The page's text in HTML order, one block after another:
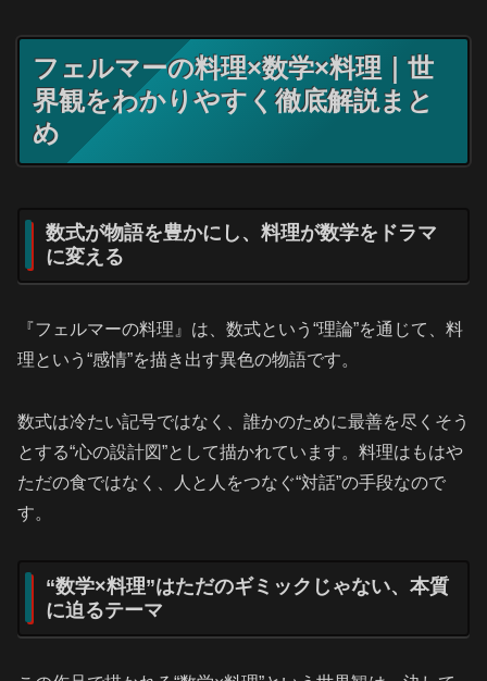
フェルマーの料理×数学×料理｜世
界観をわかりやすく徹底解説まと
め
数式が物語を豊かにし、料理が数学をドラマ
に変える
『フェルマーの料理』は、数式という“理論”を通じて、料
理という“感情”を描き出す異色の物語です。
数式は冷たい記号ではなく、誰かのために最善を尽くそう
とする“心の設計図”として描かれています。料理はもはや
ただの食ではなく、人と人をつなぐ“対話”の手段なので
す。
“数学×料理”はただのギミックじゃない、本質
に迫るテーマ